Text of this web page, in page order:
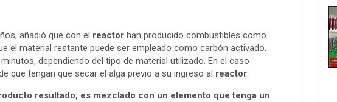
añadió que con el reactor han producido combustibles como
el material restante puede ser empleado como carbón activado.
dependiendo del tipo de material utilizado. En el caso
que tengan que secar el alga previo a su ingreso al reactor.
resultado; es mezclado con un elemento que tenga un